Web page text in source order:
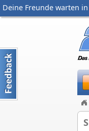
Deine Freunde warten